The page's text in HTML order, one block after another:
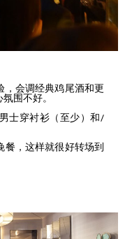
，会调经典鸡尾酒和更
围不好。
士穿衬衫（至少）和/
餐，这样就很好转场到